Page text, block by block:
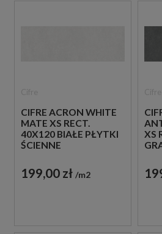
CIFRE ACRON WHITE
MATE XS RECT.
40X120 BIAŁE PŁYTKI
ŚCIENNE
199,00 zł m2
XS